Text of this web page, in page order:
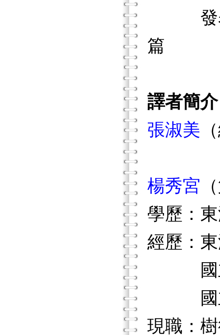
發表
篇
譯者簡介
張淑美
楊秀宮
學歷：
經歷：
國立
國立
現職：